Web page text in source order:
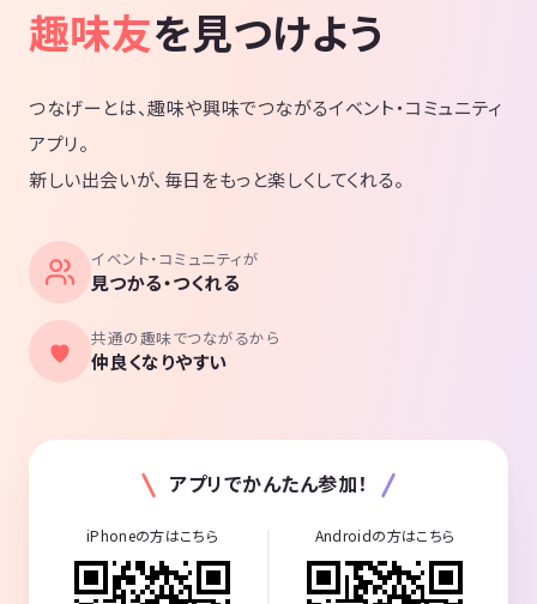
趣味友を見つけよう
つなげーとは、趣味や興味でつながるイベント・コミュニティ
アプリ。
新しい出会いが、毎日をもっと楽しくしてくれる。
イベント・コミュニティが
見つかる・つくれる
共通の趣味でつながるから
仲良くなりやすい
アプリでかんたん参加！
iPhoneの方はこちら Androidの方はこちら